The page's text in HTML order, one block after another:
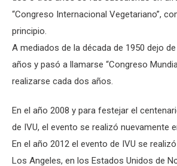
“Congreso Internacional Vegetariano”,
principio.
A mediados de la década de 1950 dejo
años y pasó a llamarse “Congreso
realizarse cada dos años.
En el año 2008 y para festejar el
de IVU, el evento se realizó nuevamente
En el año 2012 el evento de IVU se
Los Angeles, en los Estados Unidos de